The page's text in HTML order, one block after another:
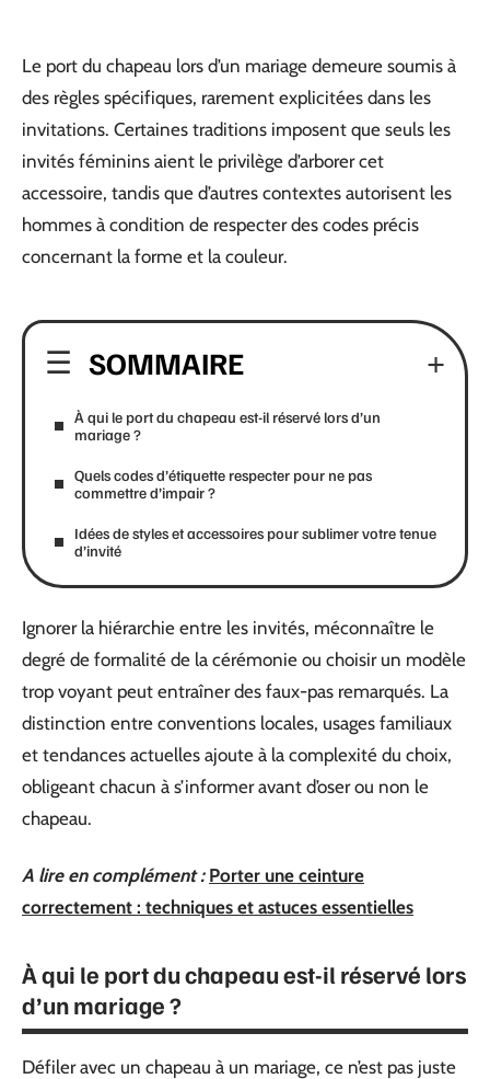
Le port du chapeau lors d’un mariage demeure soumis à
des règles spécifiques, rarement explicitées dans les
invitations. Certaines traditions imposent que seuls les
invités féminins aient le privilège d’arborer cet
accessoire, tandis que d’autres contextes autorisent les
hommes à condition de respecter des codes précis
concernant la forme et la couleur.
SOMMAIRE
À qui le port du chapeau est-il réservé lors d’un
mariage ?
Quels codes d’étiquette respecter pour ne pas
commettre d’impair ?
Idées de styles et accessoires pour sublimer votre tenue
d’invité
Ignorer la hiérarchie entre les invités, méconnaître le
degré de formalité de la cérémonie ou choisir un modèle
trop voyant peut entraîner des faux-pas remarqués. La
distinction entre conventions locales, usages familiaux
et tendances actuelles ajoute à la complexité du choix,
obligeant chacun à s’informer avant d’oser ou non le
chapeau.
A lire en complément : Porter une ceinture
correctement : techniques et astuces essentielles
À qui le port du chapeau est-il réservé lors
d’un mariage ?
Défiler avec un chapeau à un mariage, ce n’est pas juste